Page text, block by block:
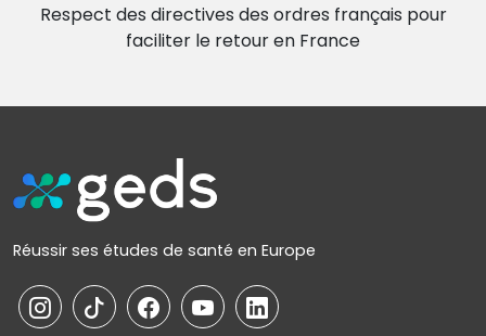
Respect des directives des ordres français pour
faciliter le retour en France
Réussir ses études de santé en Europe